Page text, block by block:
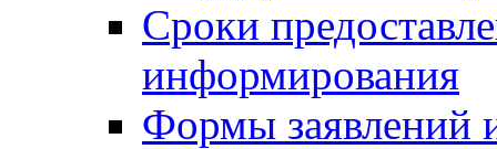
Сроки
информирования
Формы заявлений